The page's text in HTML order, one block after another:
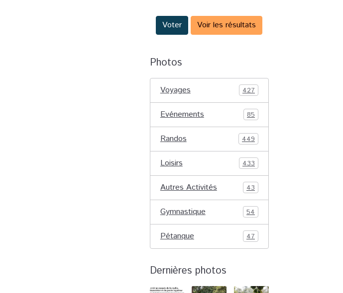
Voter Voir les résultats
Photos
Voyages 427
Evénements 85
Randos 449
Loisirs 433
Autres Activités 43
Gymnastique 54
Pétanque 47
Dernières photos